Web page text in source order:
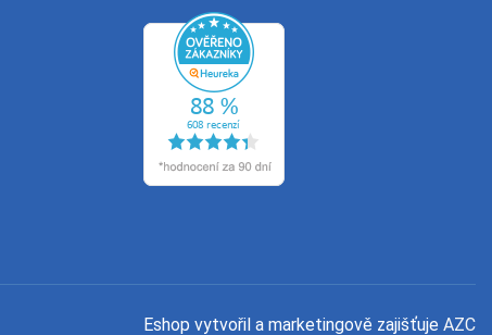
Eshop vytvořil a marketingově zajišťuje AZC